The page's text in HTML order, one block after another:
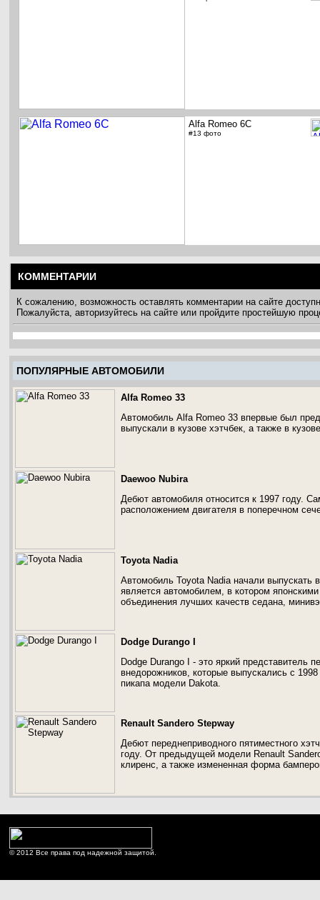
Alfa Romeo 6C
#13 фото
КОММЕНТАРИИ
К сожалению, возможность оставлять комментарии на сайте
Пожалуйста, авторизуйтесь на сайте или пройдите простейшую
ПОПУЛЯРНЫЕ АВТОМОБИЛИ
Alfa Romeo 33
Автомобиль Alfa Romeo 33 впервые был
выпускали в кузове хэтчбек, а также в
Daewoo Nubira
Дебют автомобиля относится к 1997 году.
расположением двигателя в поперечном
Toyota Nadia
Автомобиль Toyota Nadia начали выпускать
является автомобилем, в котором
объединения лучших качеств седана,
Dodge Durango I
Dodge Durango I - это яркий представитель
внедорожников, которые выпускались с
пикапа модели Dakota.
Renault Sandero Stepway
Дебют переднеприводного пятиместного
году. От предыдущей модели Renault
клиренс, а также измененная форма
© 2012 Все права под надежной защитой.